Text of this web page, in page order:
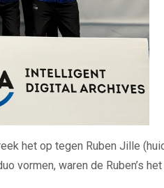
het op tegen Ruben Jille
vormen, waren de Ruben’s